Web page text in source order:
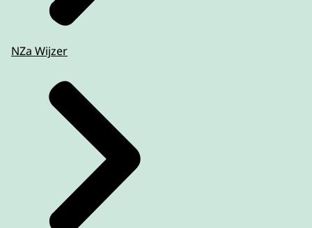
NZa Wijzer